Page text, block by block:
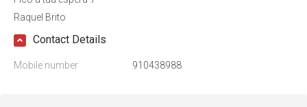
Raquel Brito
Contact Details
Mobile number 910438988